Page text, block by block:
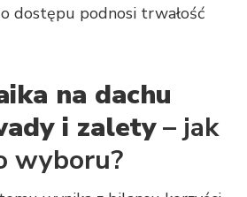
dostępu podnosi trwałość
na dachu
i zalety– jak
wyboru?